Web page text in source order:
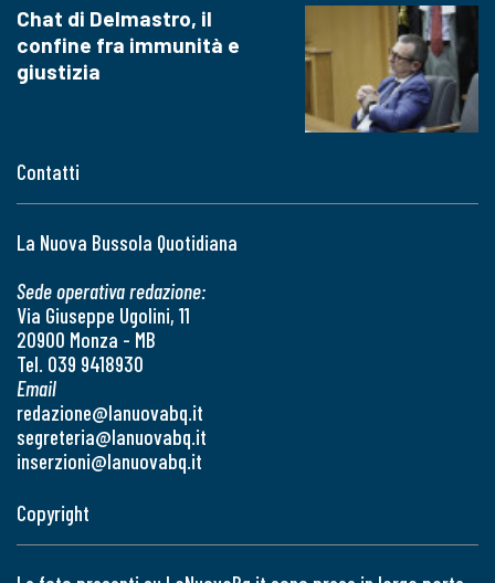
Contatti
La Nuova Bussola Quotidiana
Sede operativa redazione:
Via Giuseppe Ugolini, 11
20900 Monza - MB
Tel. 039 9418930
Email
redazione@lanuovabq.it
segreteria@lanuovabq.it
inserzioni@lanuovabq.it
Chat di Delmastro, il
confine fra immunità e
giustizia
Copyright